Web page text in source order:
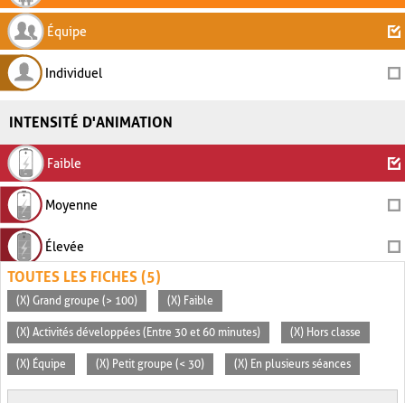
Équipe
Individuel
INTENSITÉ D'ANIMATION
Faible
Moyenne
Élevée
TOUTES LES FICHES (5)
(X) Grand groupe (> 100) (X) Faible
(X) Activités développées (Entre 30 et 60 minutes) (X) Hors classe
(X) Équipe (X) Petit groupe (< 30) (X) En plusieurs séances